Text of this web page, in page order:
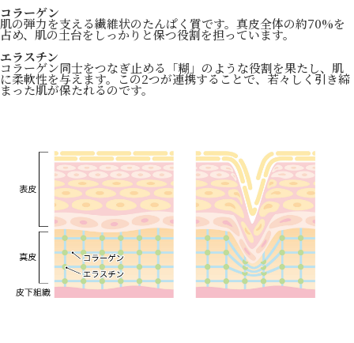
コラーゲン
肌の弾力を支える繊維状のたんぱく質です。真皮全体の約70%を
占め、肌の土台をしっかりと保つ役割を担っています。
エラスチン
コラーゲン同士をつなぎ止める「糊」のような役割を果たし、肌
に柔軟性を与えます。この2つが連携することで、若々しく引き締
まった肌が保たれるのです。